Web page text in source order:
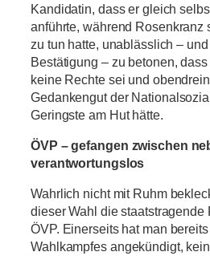
Kandidatin, dass er gleich
anführte, während Rosenkranz
zu tun hatte, unablässlich –
Bestätigung – zu betonen,
keine Rechte sei und
Gedankengut der
Geringste am Hut hätte.
ÖVP – gefangen zwischen
verantwortungslos
Wahrlich nicht mit Ruhm
dieser Wahl die staatstragende
ÖVP. Einerseits hat man
Wahlkampfes angekündigt,